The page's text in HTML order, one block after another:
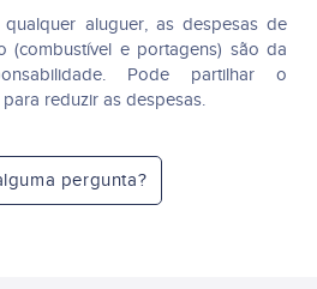
aluguer, as despesas de
(combustível e portagens) são da
Pode partilhar o
reduzir as despesas.
pergunta?